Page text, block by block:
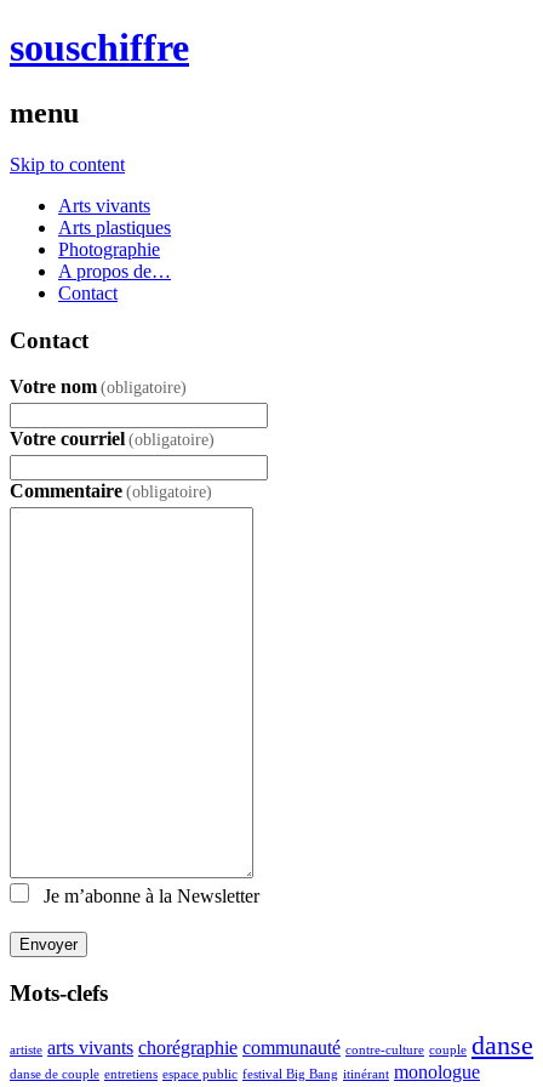
souschiffre
menu
Skip to content
Arts vivants
Arts plastiques
Photographie
A propos de…
Contact
Contact
Votre nom (obligatoire)
Votre courriel (obligatoire)
Commentaire (obligatoire)
Je m’abonne à la Newsletter
Envoyer
Mots-clefs
artiste arts vivants chorégraphie communauté contre-culture couple danse
danse de couple entretiens espace public festival Big Bang itinérant monologue